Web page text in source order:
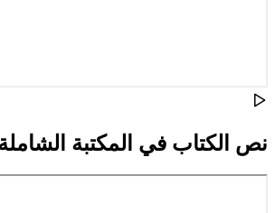
نص الكتاب في المكتبة